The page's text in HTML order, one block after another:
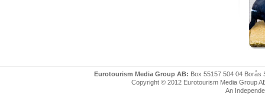
Eurotourism Media Group AB: Box 55157 504 04 Borås
Copyright © 2012 Eurotourism Media Group
An